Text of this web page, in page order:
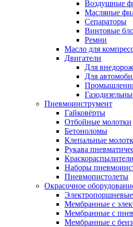
Воздушные
Масляные
Сепараторы
Винтовые
Ремни
Масло для
Двигатели
Для
Для
Пневмоинструмент
Гайковёрты
Отбойные молотки
Бетоноломы
Клепальные
Рукава
Краскораспылители
Наборы
Пневмопистолеты
Окрасочное
Мембранные с
Мембранные с
Мембранные с